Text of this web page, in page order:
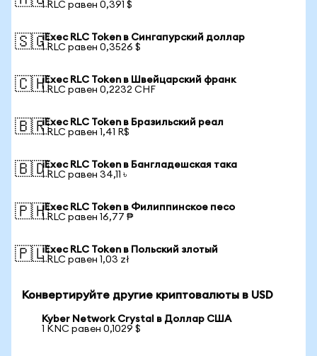
1 RLC равен 0,391 $
🇸🇬iExec RLC Token в Сингапурский доллар
1 RLC равен 0,3526 $
🇨🇭iExec RLC Token в Швейцарский франк
1 RLC равен 0,2232 CHF
🇧🇷iExec RLC Token в Бразильский реал
1 RLC равен 1,41 R$
🇧🇩iExec RLC Token в Бангладешская така
1 RLC равен 34,11 ৳
🇵🇭iExec RLC Token в Филиппинское песо
1 RLC равен 16,77 ₱
🇵🇱iExec RLC Token в Польский злотый
1 RLC равен 1,03 zł
Конвертируйте другие криптовалюты в USD
Kyber Network Crystal в Доллар США
1 KNC равен 0,1029 $